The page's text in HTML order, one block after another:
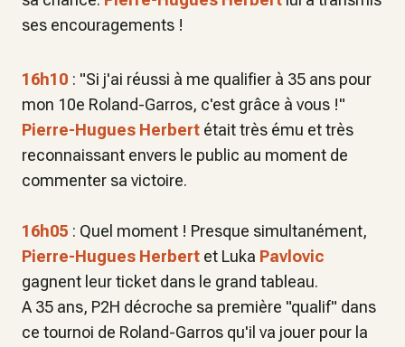
ses encouragements !
16h10 : "Si j'ai réussi à me qualifier à 35 ans pour
mon 10e Roland-Garros, c'est grâce à vous !"
Pierre-Hugues Herbert était très ému et très
reconnaissant envers le public au moment de
commenter sa victoire.
16h05 : Quel moment ! Presque simultanément,
Pierre-Hugues Herbert et Luka Pavlovic
gagnent leur ticket dans le grand tableau.
A 35 ans, P2H décroche sa première "qualif" dans
ce tournoi de Roland-Garros qu'il va jouer pour la